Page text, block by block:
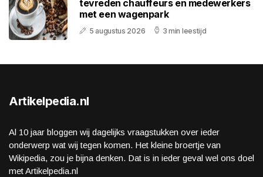
tevreden chauffeurs en medewerkers
met een wagenpark
5 augustus 2026 3 min leestijd
Artikelpedia.nl
Al 10 jaar bloggen wij dagelijks vraagstukken over ieder
onderwerp wat wij tegen komen. Het kleine broertje van
Wikipedia, zou je bijna denken. Dat is in ieder geval wel ons doel
met Artikelpedia.nl